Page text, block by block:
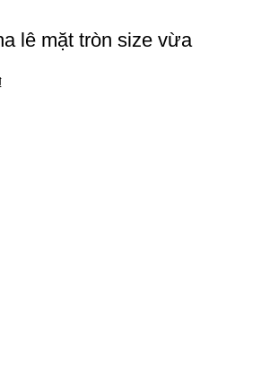
lê mặt tròn size vừa